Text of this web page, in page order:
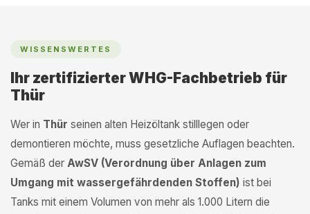
WISSENSWERTES
Ihr zertifizierter WHG-Fachbetrieb für
Thür
Wer in Thür seinen alten Heizöltank stilllegen oder
demontieren möchte, muss gesetzliche Auflagen beachten.
Gemäß der AwSV (Verordnung über Anlagen zum
Umgang mit wassergefährdenden Stoffen) ist bei
Tanks mit einem Volumen von mehr als 1.000 Litern die